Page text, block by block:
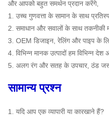
और आपको बहुत समर्थन प्रदान करेंगे,
1. उच्च गुणवत्ता के सामान के साथ
2. समाधान और सवालों के साथ तकनीकी
3. OEM डिजाइन, रेलिंग और पाइप के
4. विभिन्न मानक उत्पादों हम विभिन्न
5. अलग रंग और सतह के उपचार, ठंड
सामान्य प्रश्न
1. यदि आप एक व्यापारी या कारखाने हैं?